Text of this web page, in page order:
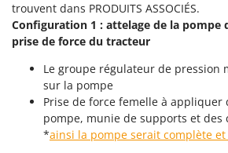
S
Scies à os
Scies à Ruban
Scies alternatives à batterie
Scies de jardin télescopiques
Sécateurs électriques à batterie
Sécateurs et Échenilloirs
Imperia
Infaco
Intex
Italyco
ITM
trouvent dans PRODUITS ASSOCIÉS.
Configuration 1 : attelage de la pompe
prise de force du tracteur
Le groupe régulateur de pression
sur la pompe
Prise de force femelle à
pompe, munie de supports et des
*ainsi la pompe serait complète et